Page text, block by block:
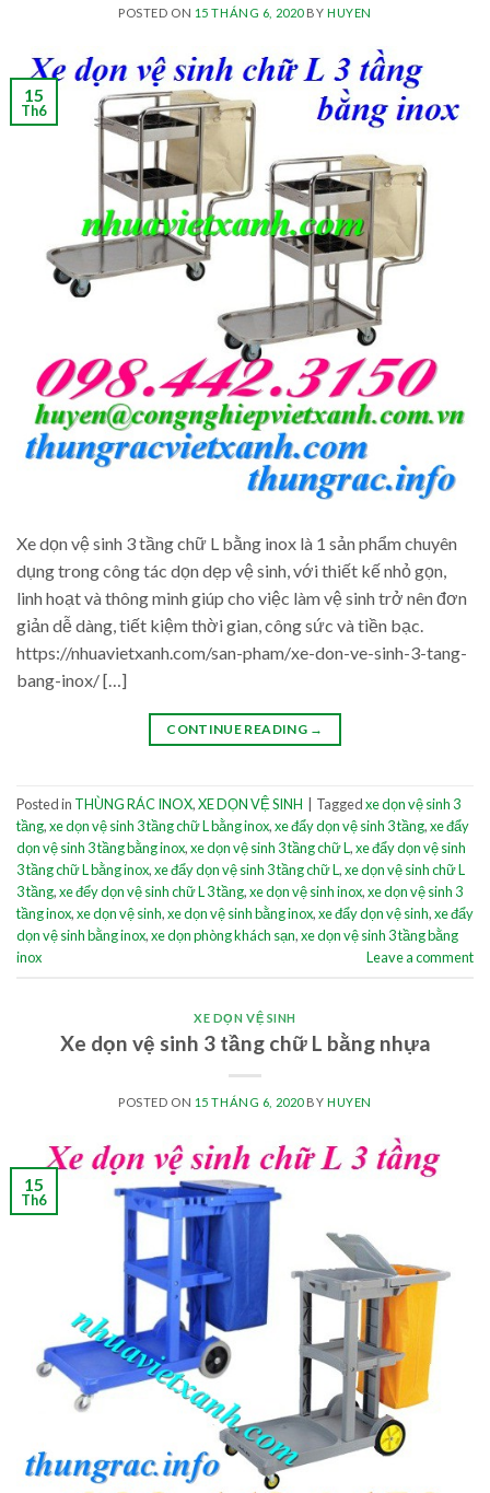
POSTED ON 15 THÁNG 6, 2020BY HUYEN
15
Th6
Xe dọn vệ sinh 3 tầng chữ L bằng inox là 1 sản phẩm chuyên
dụng trong công tác dọn dẹp vệ sinh, với thiết kế nhỏ gọn,
linh hoạt và thông minh giúp cho việc làm vệ sinh trở nên đơn
giản dễ dàng, tiết kiệm thời gian, công sức và tiền bạc.
https://nhuavietxanh.com/san-pham/xe-don-ve-sinh-3-tang-
bang-inox/ […]
CONTINUE READING →
Posted in THÙNG RÁC INOX,XE DỌN VỆ SINH Taggedxe dọn vệ sinh 3
tầng,xe dọn vệ sinh 3 tầng chữ L bằng inox,xe đẩy dọn vệ sinh 3 tầng,xe đẩy
dọn vệ sinh 3 tầng bằng inox,xe dọn vệ sinh 3 tầng chữ L,xe đẩy dọn vệ sinh
3 tầng chữ L bằng inox,xe đẩy dọn vệ sinh 3 tầng chữ L,xe dọn vệ sinh chữ L
3 tầng,xe đểy dọn vệ sinh chữ L 3 tầng,xe dọn vệ sinh inox,xe dọn vệ sinh 3
tầng inox,xe dọn vệ sinh,xe dọn vệ sinh bằng inox,xe đẩy dọn vệ sinh,xe đẩy
dọn vệ sinh bằng inox,xe dọn phòng khách sạn,xe dọn vệ sinh 3 tầng bằng
inox
Leave a comment
XE DỌN VỆ SINH
Xe dọn vệ sinh 3 tầng chữ L bằng nhựa
POSTED ON 15 THÁNG 6, 2020BY HUYEN
15
Th6